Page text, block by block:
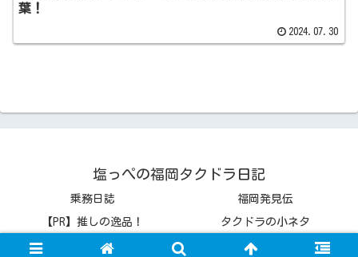
葉！
2024.07.30
塩っぺの福岡タクドラ日記
乗務日誌 福岡発見伝
【PR】推しの逸品！ タクドラの小ネタ
© 2022 塩っぺの福岡タクドラ日記.